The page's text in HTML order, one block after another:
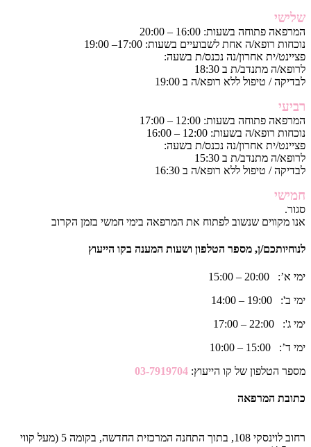
שלישי
המרפאה פתוחה בשעות: 16:00 – 20:00
נוכחות רופא/ה אחת לשבועיים בשעות: 17:00– 19:00
פציינט/ית אחרון/נה נכנס/ת בשעה:
לרופא/ה מתנדב/ת ב 18:30
לבדיקה / טיפול ללא רופא/ה ב 19:00
רביעי
המרפאה פתוחה בשעות: 12:00 – 17:00
נוכחות רופא/ה בשעות: 12:00 – 16:00
פציינט/ית אחרון/נה נכנס/ת בשעה:
לרופא/ה מתנדב/ת ב 15:30
לבדיקה / טיפול ללא רופא/ה ב 16:30
חמישי
סגור.
אנו מקווים שנשוב לפתוח את המרפאה בימי חמשי בזמן הקרוב
לנוחיותכם/ן, מספר הטלפון ושעות המענה בקו הייעוץ
ימי א’: 20:00 – 15:00
ימי ב': 19:00 – 14:00
ימי ג': 22:00 – 17:00
ימי ד’: 15:00 – 10:00
מספר הטלפון של קו הייעוץ: 03-7919704
כתובת המרפאה
רחוב לוינסקי 108, בתוך התחנה המרכזית החדשה, בקומה 5 (מעל קווי